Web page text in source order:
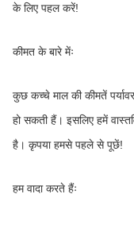
के लिए पहल करें!
कीमत के बारे मेंः
कुछ कच्चे माल की कीमतें
हो सकती हैं। इसलिए हमें
है। कृपया हमसे पहले से पूछें!
हम वादा करते हैंः